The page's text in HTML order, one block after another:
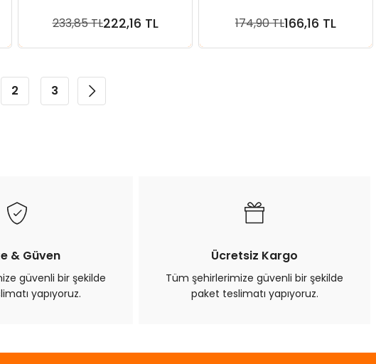
233,85 TL222,16 TL
Sepete Ekle 174,90 TL166,16 TL
Sepete Ekle
2 3
& Güven
güvenli bir şekilde
yapıyoruz.
Ücretsiz Kargo
Tüm şehirlerimize güvenli bir şekilde
paket teslimatı yapıyoruz.